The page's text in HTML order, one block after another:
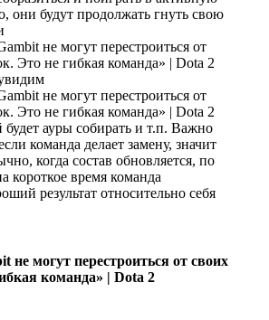
они будут продолжать гнуть свою
ауры собирать и т.п. Важно
команда делает замену, значит
когда состав обновляется, по
короткое время команда
результат относительно себя